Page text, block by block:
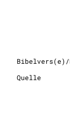
Quelle